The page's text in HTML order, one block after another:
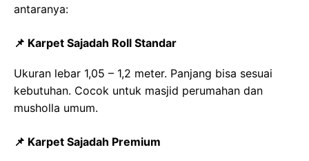
antaranya:
📌 Karpet Sajadah Roll Standar
Ukuran lebar 1,05 – 1,2 meter. Panjang bisa sesuai
kebutuhan. Cocok untuk masjid perumahan dan
musholla umum.
📌 Karpet Sajadah Premium